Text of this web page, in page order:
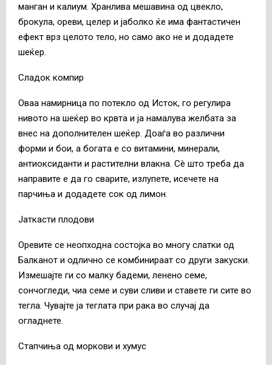
манган и калиум. Хранлива мешавина од цвекло,
брокула, ореви, целер и јаболко ќе има фантастичен
ефект врз целото тело, но само ако не и додадете
шеќер.
Сладок компир
Оваа намирница по потекло од Исток, го регулира
нивото на шеќер во крвта и ја намалува желбата за
внес на дополнителен шеќер. Доаѓа во различни
форми и бои, а богата е со витамини, минерали,
антиоксиданти и растителни влакна. Сè што треба да
направите е да го сварите, излупете, исечете на
парчиња и додадете сок од лимон.
Јаткасти плодови
Оревите се неопходна состојка во многу слатки од
Балканот и одлично се комбинираат со други закуски.
Измешајте ги со малку бадеми, ленено семе,
сончогледи, чиа семе и суви сливи и ставете ги сите во
тегла. Чувајте ја теглата при рака во случај да
огладнете.
Стапчиња од моркови и хумус